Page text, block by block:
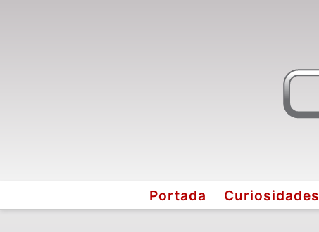
Portada Curiosidades